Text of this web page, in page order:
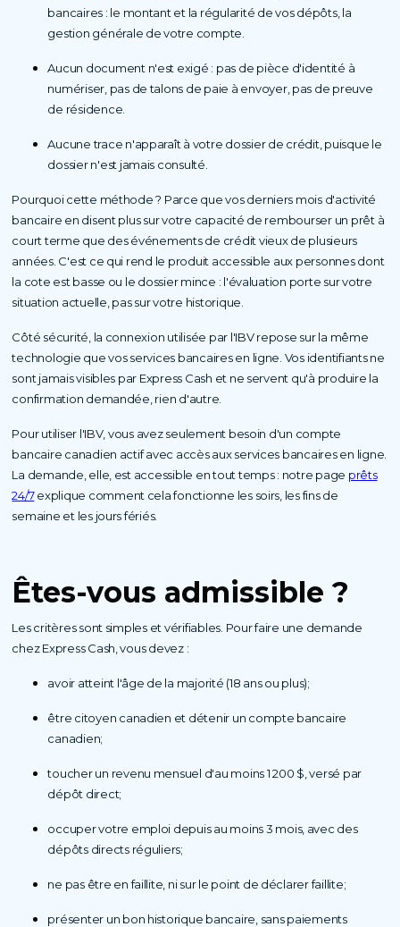
bancaires : le montant et la régularité de vos dépôts, la
gestion générale de votre compte.
Aucun document n'est exigé : pas de pièce d'identité à
numériser, pas de talons de paie à envoyer, pas de preuve
de résidence.
Aucune trace n'apparaît à votre dossier de crédit, puisque le
dossier n'est jamais consulté.
Pourquoi cette méthode ? Parce que vos derniers mois d'activité
bancaire en disent plus sur votre capacité de rembourser un prêt à
court terme que des événements de crédit vieux de plusieurs
années. C'est ce qui rend le produit accessible aux personnes dont
la cote est basse ou le dossier mince : l'évaluation porte sur votre
situation actuelle, pas sur votre historique.
Côté sécurité, la connexion utilisée par l'IBV repose sur la même
technologie que vos services bancaires en ligne. Vos identifiants ne
sont jamais visibles par Express Cash et ne servent qu'à produire la
confirmation demandée, rien d'autre.
Pour utiliser l'IBV, vous avez seulement besoin d'un compte
bancaire canadien actif avec accès aux services bancaires en ligne.
La demande, elle, est accessible en tout temps : notre page prêts
24/7explique comment cela fonctionne les soirs, les fins de
semaine et les jours fériés.
Êtes-vous admissible ?
Les critères sont simples et vérifiables. Pour faire une demande
chez Express Cash, vous devez :
avoir atteint l'âge de la majorité (18 ans ou plus);
être citoyen canadien et détenir un compte bancaire
canadien;
toucher un revenu mensuel d'au moins 1 200 $, versé par
dépôt direct;
occuper votre emploi depuis au moins 3 mois, avec des
dépôts directs réguliers;
ne pas être en faillite, ni sur le point de déclarer faillite;
présenter un bon historique bancaire, sans paiements